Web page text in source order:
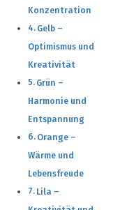
Konzentration
Gelb –
Optimismus und
Kreativität
Grün –
Harmonie und
Entspannung
Orange –
Wärme und
Lebensfreude
Lila –